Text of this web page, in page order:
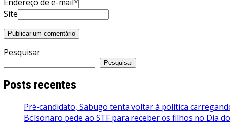
Endereço de e-mail*
Site
Pesquisar
Pesquisar
Posts recentes
Pré-candidato, Sabugo tenta voltar à política
Bolsonaro pede ao STF para receber os filhos no Dia